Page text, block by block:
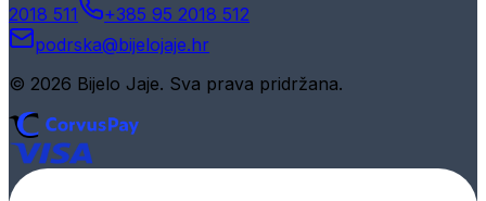
2018 511
+385 95 2018 512
podrska@bijelojaje.hr
© 2026 Bijelo Jaje. Sva prava pridržana.